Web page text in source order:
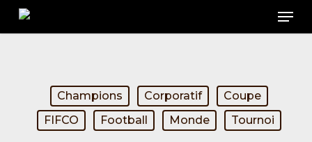
Skip
to
Menu
Champions Corporatif
Coupe
FIFCO
Football Monde Tournoi